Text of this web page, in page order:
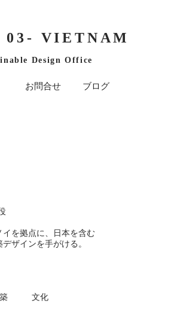
03- VIETNAM
Design Office
お問合せ ブログ
イを拠点に、日本を含む
ザインを手がける。​
文化